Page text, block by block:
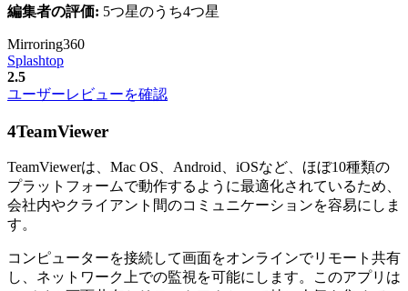
編集者の評価: 5つ星のうち4つ星
Mirroring360
Splashtop
2.5
ユーザーレビューを確認
4TeamViewer
TeamViewerは、Mac OS、Android、iOSなど、ほぼ10種類の
プラットフォームで動作するように最適化されているため、
会社内やクライアント間のコミュニケーションを容易にしま
す。
コンピューターを接続して画面をオンラインでリモート共有
し、ネットワーク上での監視を可能にします。このアプリは